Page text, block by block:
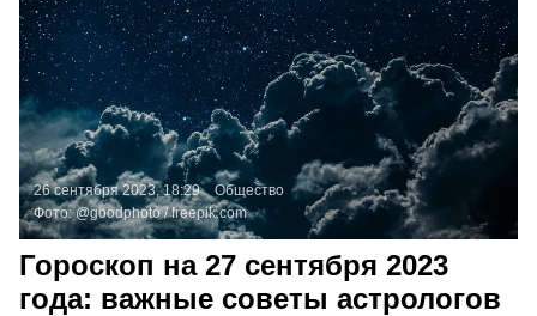
26 сентября 2023, 18:29
Общество
Фото:@goodphoto /freepik.com
Гороскоп на 27 сентября 2023
года: важные советы астрологов